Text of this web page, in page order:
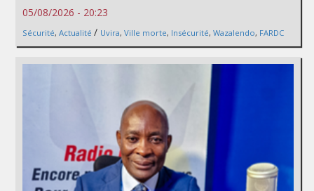
05/08/2026 - 20:23
Sécurité, Actualité / Uvira, Ville morte, Insécurité, Wazalendo, FARDC